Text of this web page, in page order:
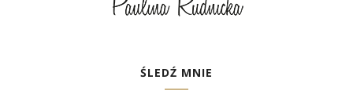
ŚLEDŹ MNIE